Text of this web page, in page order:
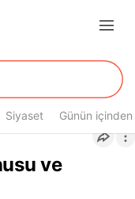
Siyaset Günün içinden
ve